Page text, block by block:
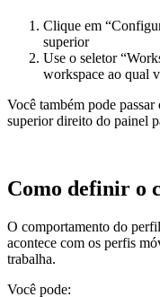
Clique em
superior
Use o seletor
workspace ao qual
Você também pode
superior direito do painel
Como definir o
O comportamento do
acontece com os perfis
trabalha.
Você pode: